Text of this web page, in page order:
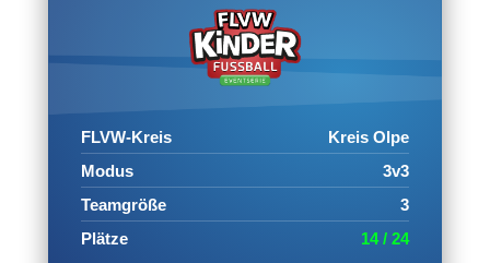
FLVW-Kreis
Kreis Olpe
Modus
3v3
Teamgröße
3
Plätze
14 / 24